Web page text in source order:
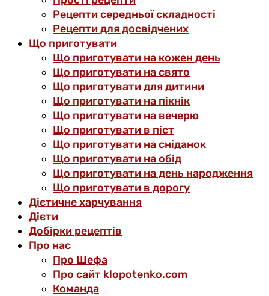
Рецепти середньої складності
Рецепти для досвідчених
Що приготувати
Що приготувати на кожен день
Що приготувати на свято
Що приготувати для дитини
Що приготувати на пікнік
Що приготувати на вечерю
Що приготувати в піст
Що приготувати на сніданок
Що приготувати на обід
Що приготувати на день народження
Що приготувати в дорогу
Дієтичне харчування
Дієти
Добірки рецептів
Про нас
Про Шефа
Про сайт klopotenko.com
Команда